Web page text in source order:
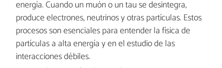
energía. Cuando un muón o un tau se desintegra,
produce electrones, neutrinos y otras partículas. Estos
procesos son esenciales para entender la física de
partículas a alta energía y en el estudio de las
interacciones débiles.